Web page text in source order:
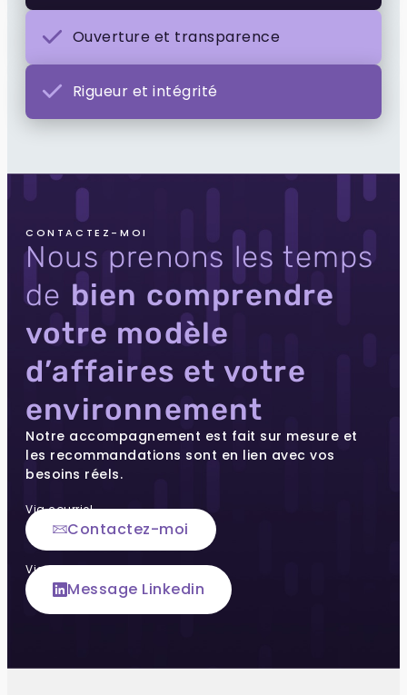
Ouverture et transparence
Rigueur et intégrité
CONTACTEZ-MOI
Nous prenons les temps
de bien comprendre
votre modèle
d’affaires et votre
environnement
Notre accompagnement est fait sur mesure et
les recommandations sont en lien avec vos
besoins réels.
Via courriel
Contactez-moi
Via notre page LinkedIn
Message Linkedin